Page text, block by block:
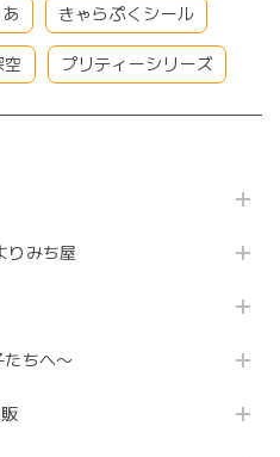
きゃらぷくシール
空 プリティーシリーズ
りみち屋
たちへ〜
販